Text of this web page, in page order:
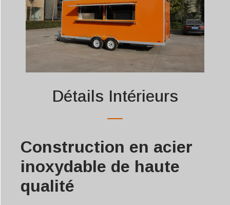
Détails Intérieurs
Construction en acier
inoxydable de haute
qualité